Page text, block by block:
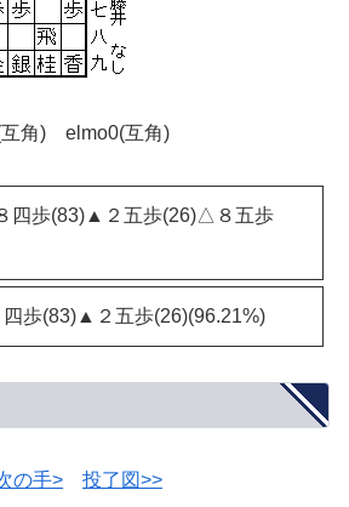
互角) elmo0(互角)
四歩(83)▲２五歩(26)△８五歩
歩(83)▲２五歩(26)(96.21%)
の手> 投了図>>